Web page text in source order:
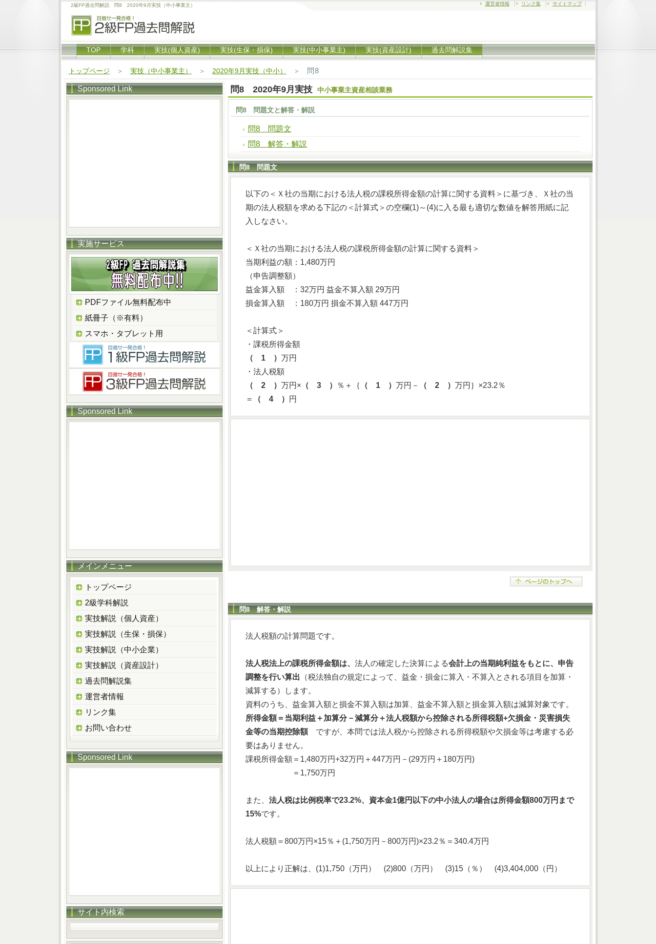
2級FP過去問解説 問8 2020年9月実技（中小事業主） 運営者情報 リンク集 サイトマップ
TOP 学科 実技(個人資産) 実技(生保・損保) 実技(中小事業主) 実技(資産設計) 過去問解説集
トップページ ＞ 実技（中小事業主） ＞ 2020年9月実技（中小） ＞ 問8
問8 2020年9月実技 中小事業主資産相談業務
問8 問題文と解答・解説
問8 問題文
問8 解答・解説
問8 問題文
以下の＜Ｘ社の当期における法人税の課税所得金額の計算に関する資料＞に基づき、Ｘ社の当
期の法人税額を求める下記の＜計算式＞の空欄(1)～(4)に入る最も適切な数値を解答用紙に記
入しなさい。
＜Ｘ社の当期における法人税の課税所得金額の計算に関する資料＞
当期利益の額：1,480万円
（申告調整額）
益金算入額 ：32万円 益金不算入額 29万円
損金算入額 ：180万円 損金不算入額 447万円
＜計算式＞
・課税所得金額
（ 1 ） 万円
・法人税額
（ 2 ） 万円× （ 3 ） ％＋｛ （ 1 ） 万円－ （ 2 ） 万円｝×23.2％
＝
（ 4 ） 円
問8 解答・解説
法人税額の計算問題です。
法人税法上の課税所得金額は、 法人の確定した決算による会計上の当期純利益をもとに、申告
調整を行い算出 （税法独自の規定によって、益金・損金に算入・不算入とされる項目を加算・
減算する）します。
資料のうち、益金算入額と損金不算入額は加算、益金不算入額と損金算入額は減算対象です。
所得金額＝当期利益＋加算分－減算分＋法人税額から控除される所得税額+欠損金・災害損失
金等の当期控除額ですが、本問では法人税から控除される所得税額や欠損金等は考慮する必
要はありません。
課税所得金額＝1,480万円+32万円＋447万円－(29万円＋180万円)
＝1,750万円
また、 法人税は比例税率で23.2%、資本金1億円以下の中小法人の場合は所得金額800万円まで
15%です。
法人税額＝800万円×15％＋(1,750万円－800万円)×23.2％＝340.4万円
以上により正解は、(1)1,750（万円） (2)800（万円） (3)15（％） (4)3,404,000（円）
Sponsored Link
実施サービス
PDFファイル無料配布中
紙冊子（※有料）
スマホ・タブレット用
Sponsored Link
メインメニュー
トップページ
2級学科解説
実技解説（個人資産）
実技解説（生保・損保）
実技解説（中小企業）
実技解説（資産設計）
過去問解説集
運営者情報
リンク集
お問い合わせ
Sponsored Link
サイト内検索